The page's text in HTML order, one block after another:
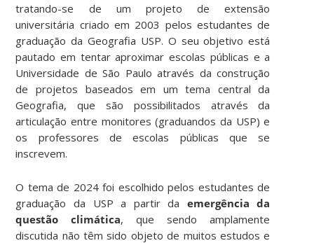
tratando-se de um projeto de extensão
universitária criado em 2003 pelos estudantes de
graduação da Geografia USP. O seu objetivo está
pautado em tentar aproximar escolas públicas e a
Universidade de São Paulo através da construção
de projetos baseados em um tema central da
Geografia, que são possibilitados através da
articulação entre monitores (graduandos da USP) e
os professores de escolas públicas que se
inscrevem.
O tema de 2024 foi escolhido pelos estudantes de
graduação da USP a partir da emergência da
questão climática, que sendo amplamente
discutida não têm sido objeto de muitos estudos e